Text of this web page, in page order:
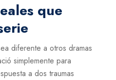
que
diferente a otros dramas
simplemente para
a dos traumas